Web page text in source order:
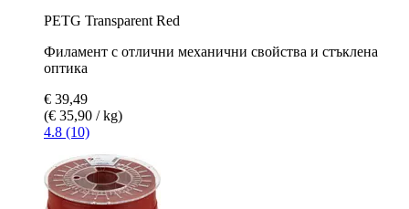
PETG Transparent Red
Филамент с отлични механични свойства и стъклена
оптика
€ 39,49
(€ 35,90 / kg)
4.8 (10)